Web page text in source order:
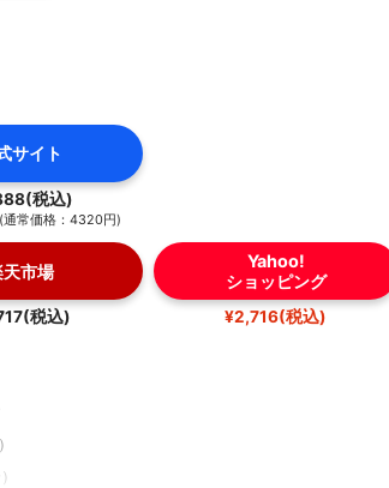
サイト
税込)
通常価格：4320円)
天市場
税込)
Yahoo!
ショッピング
¥2,716(税込)